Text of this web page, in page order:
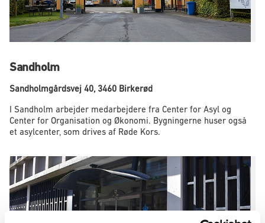
Sandholm
Sandholmgårdsvej 40, 3460 Birkerød
I Sandholm arbejder medarbejdere fra Center for Asyl og
Center for Organisation og Økonomi. Bygningerne huser også
et asylcenter, som drives af Røde Kors.